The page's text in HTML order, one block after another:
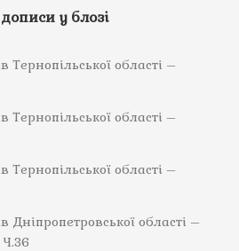
у блозі
області –
області –
області –
Дніпропетровської області –